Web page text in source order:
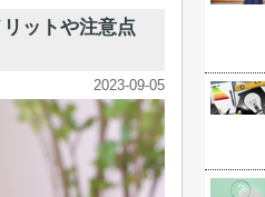
ットや注意点
2023-09-05